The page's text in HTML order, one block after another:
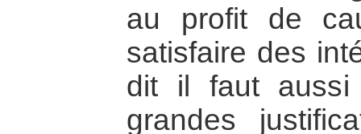
au profit de
satisfaire des
dit il faut aussi
grandes